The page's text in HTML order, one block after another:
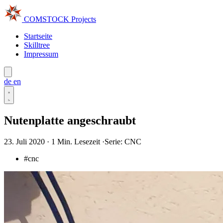
COMSTOCK Projects
Startseite
Skilltree
Impressum
de en
Nutenplatte angeschraubt
23. Juli 2020 · 1 Min. Lesezeit ·Serie: CNC
#cnc